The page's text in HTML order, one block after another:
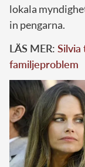
lokala
in pengarna.
LÄS MER: Silvia
familjeproblem